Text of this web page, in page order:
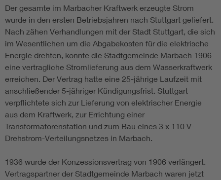
Der gesamte im Marbacher Kraftwerk erzeugte Strom
wurde in den ersten Betriebsjahren nach Stuttgart geliefert.
Nach zähen Verhandlungen mit der Stadt Stuttgart, die sich
im Wesentlichen um die Abgabekosten für die elektrische
Energie drehten, konnte die Stadtgemeinde Marbach 1906
eine vertragliche Stromlieferung aus dem Wasserkraftwerk
erreichen. Der Vertrag hatte eine 25-jährige Laufzeit mit
anschließender 5-jähriger Kündigungsfrist. Stuttgart
verpflichtete sich zur Lieferung von elektrischer Energie
aus dem Kraftwerk, zur Errichtung einer
Transformatorenstation und zum Bau eines 3 x 110 V-
Drehstrom-Verteilungsnetzes in Marbach.
1936 wurde der Konzessionsvertrag von 1906 verlängert.
Vertragspartner der Stadtgemeinde Marbach waren jetzt